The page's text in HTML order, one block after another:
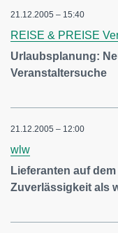
21.12.2005 – 15:40
REISE & PREISE
Urlaubsplanung:
Veranstaltersuche
21.12.2005 – 12:00
wlw
Lieferanten auf
Zuverlässigkeit als